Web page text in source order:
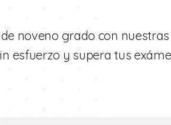
noveno grado con
esfuerzo y supera tus